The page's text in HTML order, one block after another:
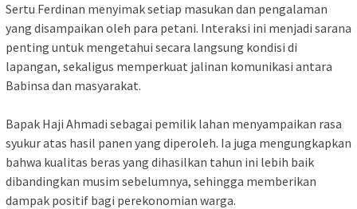
Sertu Ferdinan menyimak setiap masukan dan pengalaman
yang disampaikan oleh para petani. Interaksi ini menjadi sarana
penting untuk mengetahui secara langsung kondisi di
lapangan, sekaligus memperkuat jalinan komunikasi antara
Babinsa dan masyarakat.
Bapak Haji Ahmadi sebagai pemilik lahan menyampaikan rasa
syukur atas hasil panen yang diperoleh. Ia juga mengungkapkan
bahwa kualitas beras yang dihasilkan tahun ini lebih baik
dibandingkan musim sebelumnya, sehingga memberikan
dampak positif bagi perekonomian warga.